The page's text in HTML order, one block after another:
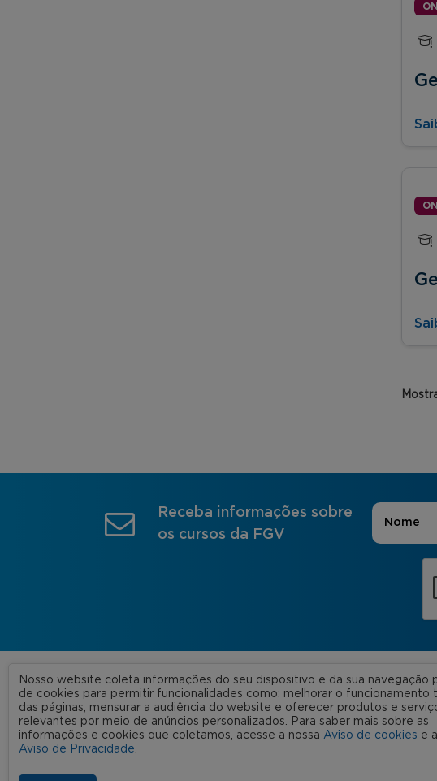
Receba informações sobre
os cursos da FGV
Nome
FGV 2023 © Todos os direitos
reservados
A FGV
Nossas Unidades
Nosso website coleta informações do seu dispositivo e da sua navegação
de cookies para permitir funcionalidades como: melhorar o funcionamento
das páginas, mensurar a audiência do website e oferecer produtos e
relevantes por meio de anúncios personalizados. Para saber mais sobre as
informações e cookies que coletamos, acesse a nossa Aviso de cookies e
Aviso de Privacidade.